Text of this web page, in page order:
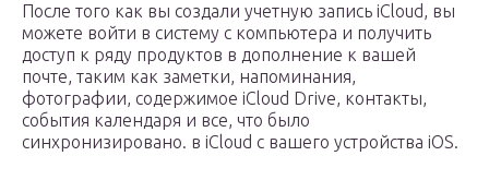
После того как вы создали учетную запись iCloud, вы
можете войти в систему с компьютера и получить
доступ к ряду продуктов в дополнение к вашей
почте, таким как заметки, напоминания,
фотографии, содержимое iCloud Drive, контакты,
события календаря и все, что было
синхронизировано. в iCloud с вашего устройства iOS.